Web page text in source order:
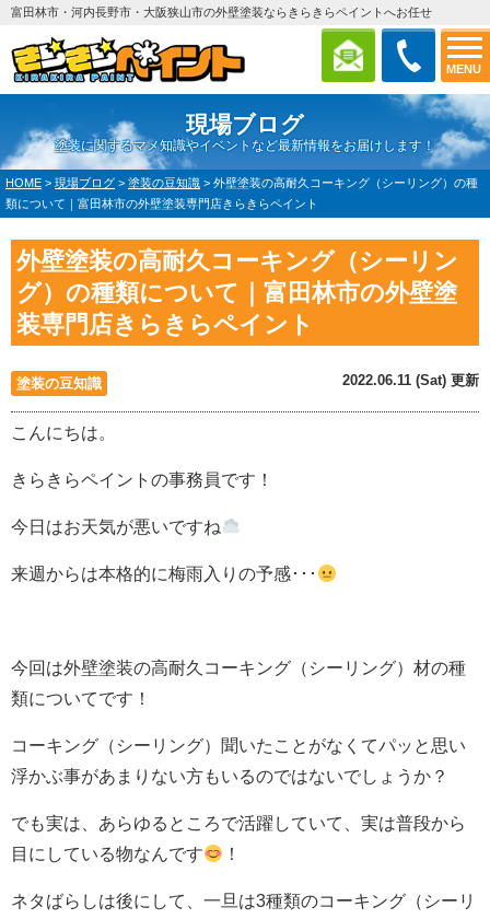
MENU
富田林市・河内長野市・大阪狭山市の外壁塗装ならきらきらペイントへお任せ
現場ブログ
塗装に関するマメ知識やイベントなど最新情報をお届けします！
HOME > 現場ブログ > 塗装の豆知識 > 外壁塗装の高耐久コーキング（シーリング）の種
類について｜富田林市の外壁塗装専門店きらきらペイント
外壁塗装の高耐久コーキング（シーリン
グ）の種類について｜富田林市の外壁塗
装専門店きらきらペイント
塗装の豆知識 2022.06.11 (Sat) 更新
こんにちは。
きらきらペイントの事務員です！
今日はお天気が悪いですね
来週からは本格的に梅雨入りの予感･･･
今回は外壁塗装の高耐久コーキング（シーリング）材の種
類についてです！
コーキング（シーリング）聞いたことがなくてパッと思い
浮かぶ事があまりない方もいるのではないでしょうか？
でも実は、あらゆるところで活躍していて、実は普段から
目にしている物なんです
！
ネタばらしは後にして、一旦は3種類のコーキング（シーリ